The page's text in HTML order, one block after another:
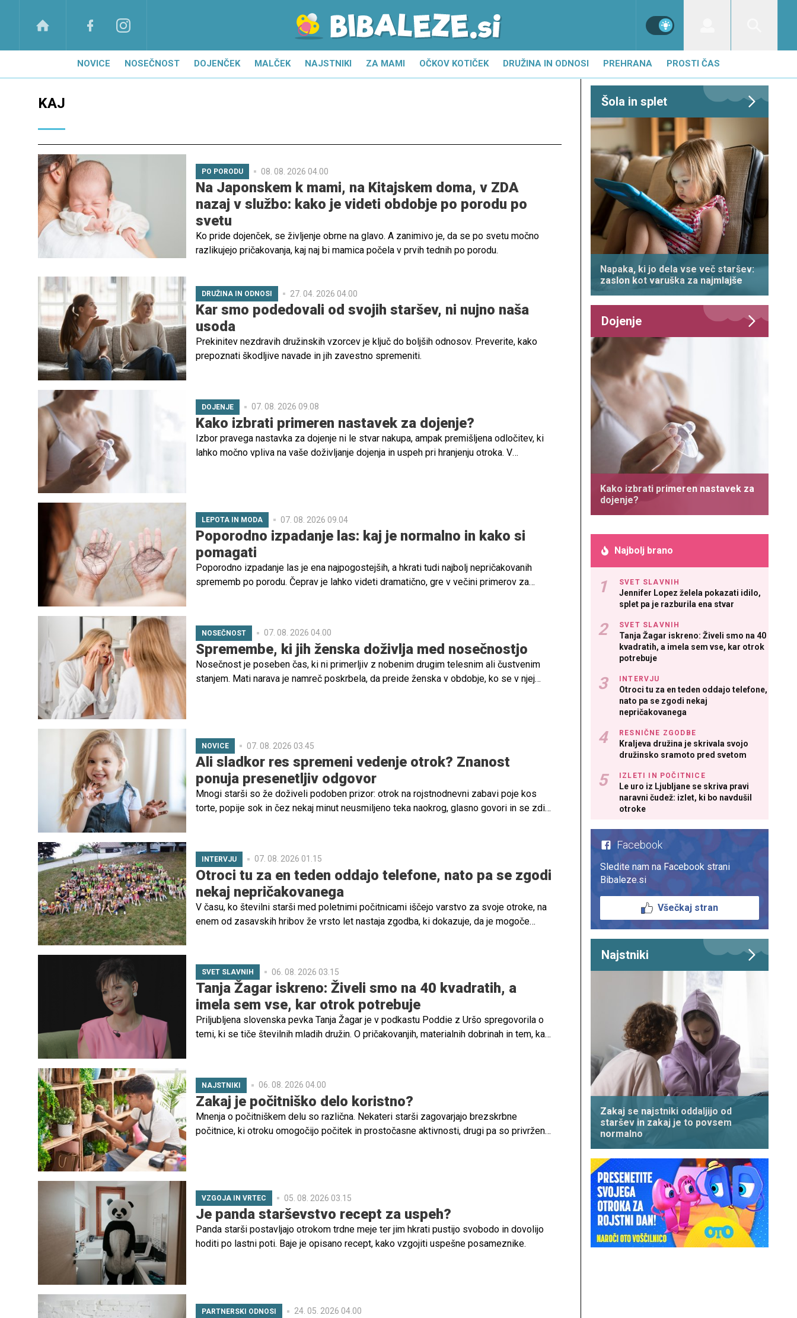
NOVICE NOSEČNOST DOJENČEK MALČEK NAJSTNIKI ZA MAMI OČKOV KOTIČEK DRUŽINA IN ODNOSI PREHRANA PROSTI ČAS
KAJ
PO PORODU 08. 08. 2026 04.00
Na Japonskem k mami, na Kitajskem doma, v ZDA
nazaj v službo: kako je videti obdobje po porodu po
svetu
Ko pride dojenček, se življenje obrne na glavo. A zanimivo je, da se po svetu močno
razlikujejo pričakovanja, kaj naj bi mamica počela v prvih tednih po porodu.
DRUŽINA IN ODNOSI 27. 04. 2026 04.00
Kar smo podedovali od svojih staršev, ni nujno naša
usoda
Prekinitev nezdravih družinskih vzorcev je ključ do boljših odnosov. Preverite, kako
prepoznati škodljive navade in jih zavestno spremeniti.
DOJENJE 07. 08. 2026 09.08
Kako izbrati primeren nastavek za dojenje?
Izbor pravega nastavka za dojenje ni le stvar nakupa, ampak premišljena odločitev, ki
lahko močno vpliva na vaše doživljanje dojenja in uspeh pri hranjenju otroka. V
LEPOTA IN MODA 07. 08. 2026 09.04
Poporodno izpadanje las: kaj je normalno in kako si
pomagati
Poporodno izpadanje las je ena najpogostejših, a hkrati tudi najbolj nepričakovanih
sprememb po porodu. Čeprav je lahko videti dramatično, gre v večini primerov za
NOSEČNOST 07. 08. 2026 04.00
Spremembe, ki jih ženska doživlja med nosečnostjo
Nosečnost je poseben čas, ki ni primerljiv z nobenim drugim telesnim ali čustvenim
stanjem. Mati narava je namreč poskrbela, da preide ženska v obdobje, ko se v njej
ni tako kratko obdobje, zato mora biti ženska pripravljena na številne čustvene
spremembe.
NOVICE 07. 08. 2026 03.45
Ali sladkor res spremeni vedenje otrok? Znanost
ponuja presenetljiv odgovor
Mnogi starši so že doživeli podoben prizor: otrok na rojstnodnevni zabavi poje kos
torte, popije sok in čez nekaj minut neusmiljeno teka naokrog, glasno govori in se zdi
INTERVJU 07. 08. 2026 01.15
Otroci tu za en teden oddajo telefone, nato pa se zgodi
nekaj nepričakovanega
V času, ko številni starši med poletnimi počitnicami iščejo varstvo za svoje otroke, na
enem od zasavskih hribov že vrsto let nastaja zgodba, ki dokazuje, da je mogoče
predanosti pripravlja ekipa prostovoljcev Kulturnega društva Podkum.
SVET SLAVNIH 06. 08. 2026 03.15
Tanja Žagar iskreno: Živeli smo na 40 kvadratih, a
imela sem vse, kar otrok potrebuje
Priljubljena slovenska pevka Tanja Žagar je v podkastu Poddie z Uršo spregovorila o
temi, ki se tiče številnih mladih družin. O pričakovanjih, materialnih dobrinah in tem, kaj
popolni pogoji, ampak odnosi, bližina in občutek varnosti.
NAJSTNIKI 06. 08. 2026 04.00
Zakaj je počitniško delo koristno?
Mnenja o počitniškem delu so različna. Nekateri starši zagovarjajo brezskrbne
počitnice, ki otroku omogočijo počitek in prostočasne aktivnosti, drugi pa so privrženci
VZGOJA IN VRTEC 05. 08. 2026 03.15
Je panda starševstvo recept za uspeh?
Panda starši postavljajo otrokom trdne meje ter jim hkrati pustijo svobodo in dovolijo
hoditi po lastni poti. Baje je opisano recept, kako vzgojiti uspešne posameznike.
PARTNERSKI ODNOSI 24. 05. 2026 04.00
Šola in splet
Napaka, ki jo dela vse več staršev:
zaslon kot varuška za najmlajše
Dojenje
Kako izbrati primeren nastavek za
dojenje?
Najbolj brano
SVET SLAVNIH
Jennifer Lopez želela pokazati idilo,
splet pa je razburila ena stvar
SVET SLAVNIH
Tanja Žagar iskreno: Živeli smo na 40
kvadratih, a imela sem vse, kar otrok
potrebuje
INTERVJU
Otroci tu za en teden oddajo telefone,
nato pa se zgodi nekaj
nepričakovanega
RESNIČNE ZGODBE
Kraljeva družina je skrivala svojo
družinsko sramoto pred svetom
IZLETI IN POČITNICE
Le uro iz Ljubljane se skriva pravi
naravni čudež: izlet, ki bo navdušil
otroke
Facebook
Sledite nam na Facebook strani
Bibaleze.si
Všečkaj stran
Najstniki
Zakaj se najstniki oddaljijo od
staršev in zakaj je to povsem
normalno